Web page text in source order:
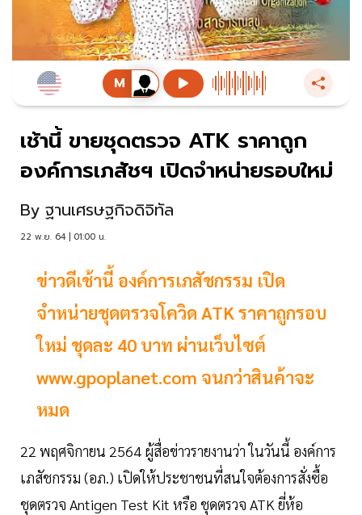
เช้านี้ ขายชุดตรวจ ATK ราคาถูก
องค์การเภสัชฯ เปิดจำหน่ายรอบใหม่
By ฐานเศรษฐกิจดิจิทัล
22 พ.ย. 64 | 01:00 น.
ข่าวดีเช้านี้ องค์การเภสัชกรรม เปิด
จำหน่ายชุดตรวจโควิด ATK ราคาถูกรอบ
ใหม่ ชุดละ 40 บาท ผ่านเว็บไซต์
www.gpoplanet.com จนกว่าสินค้าจะ
หมด
22 พฤศจิกายน 2564 ผู้สื่อข่าวรายงานว่า ในวันนี้ องค์การ
เภสัชกรรม (อภ.) เปิดให้ประชาชนที่สนใจต้องการสั่งซื้อ
ชุดตรวจ Antigen Test Kit หรือ ชุดตรวจ ATK ยี่ห้อ